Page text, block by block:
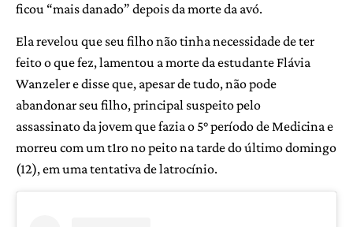
ficou “mais danado” depois da morte da avó.
Ela revelou que seu filho não tinha necessidade de ter
feito o que fez, lamentou a morte da estudante Flávia
Wanzeler e disse que, apesar de tudo, não pode
abandonar seu filho, principal suspeito pelo
assassinato da jovem que fazia o 5° período de Medicina e
morreu com um t1ro no peito na tarde do último domingo
(12), em uma tentativa de latrocínio.